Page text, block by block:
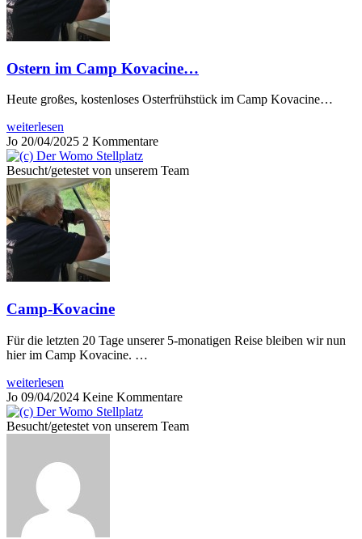
Ostern im Camp Kovacine…
Heute großes, kostenloses Osterfrühstück im Camp Kovacine…
weiterlesen
Jo 20/04/2025 2 Kommentare
Besucht/getestet von unserem Team
Camp-Kovacine
Für die letzten 20 Tage unserer 5-monatigen Reise bleiben wir nun
hier im Camp Kovacine. …
weiterlesen
Jo 09/04/2024 Keine Kommentare
Besucht/getestet von unserem Team